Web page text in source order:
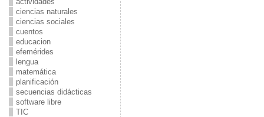
ciencias naturales
ciencias sociales
cuentos
educacion
efemérides
lengua
matemática
planificación
secuencias didácticas
software libre
TIC